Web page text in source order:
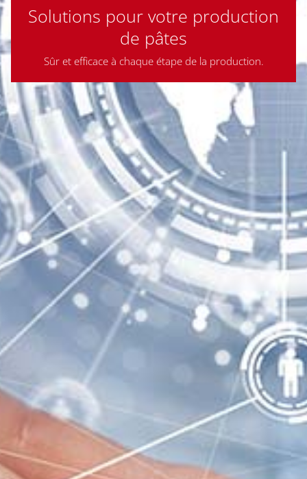
Solutions pour votre production
de pâtes
Sûr et efficace à chaque étape de la production.